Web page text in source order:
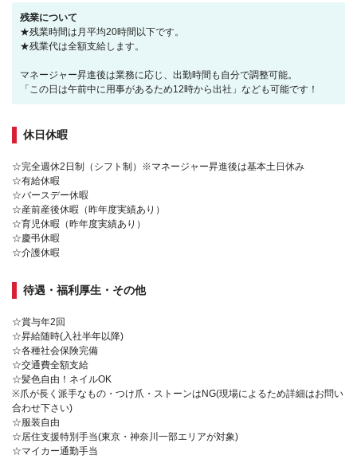
残業について
★残業時間は月平均20時間以下です。
★残業代は全額支給します。
マネージャー昇進後は業務に応じ、出勤時間も自分で調整可能。
「この日は午前中に用事があるため12時から出社」なども可能です！
休日休暇
☆完全週休2日制（シフト制）※マネージャー昇進後は基本土日休み
☆有給休暇
☆バースデー休暇
☆産前産後休暇（昨年度実績あり）
☆育児休暇（昨年度実績あり）
☆慶弔休暇
☆介護休暇
待遇・福利厚生・その他
☆賞与年2回
☆昇給随時(入社半年以降)
☆各種社会保険完備
☆交通費全額支給
☆髪色自由！ネイルOK
※爪が長く派手なもの・つけ爪・ストーンはNG(現場によるため詳細はお問い
合わせ下さい)
☆服装自由
☆居住支援特別手当(東京・神奈川一部エリアが対象)
☆マイカー通勤手当